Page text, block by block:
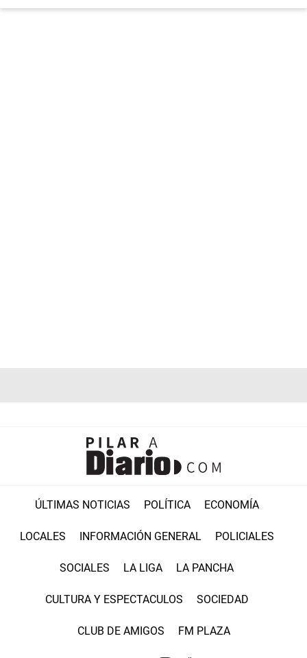
ÚLTIMAS NOTICIAS POLÍTICA ECONOMÍA
LOCALES INFORMACIÓN GENERAL POLICIALES
SOCIALES LA LIGA LA PANCHA
CULTURA Y ESPECTACULOS SOCIEDAD
CLUB DE AMIGOS FM PLAZA